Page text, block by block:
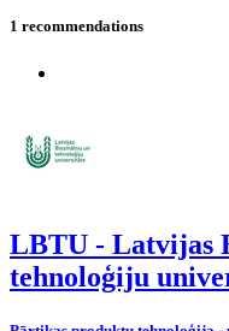
1 recommendations
LBTU - Latvijas
tehnoloģiju